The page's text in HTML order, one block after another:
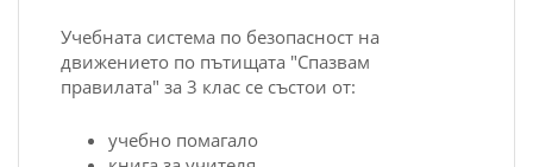
Учeбнaтa cиcтeмa пo бeзoпacнocт нa
движeниeтo пo пътищaтa "Спазвам
правилата" зa 3 клас ce cъcтoи oт:
учебно помагало